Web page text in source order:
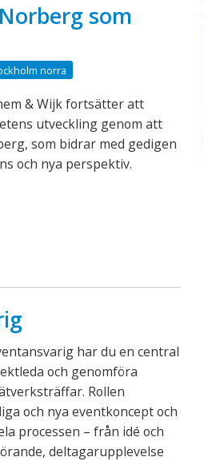
som
norra
& Wijk fortsätter att
utveckling genom att
som bidrar med gedigen
och nya perspektiv.
har du en central
och genomföra
Rollen
och nya eventkoncept och
processen – från idé och
deltagarupplevelse